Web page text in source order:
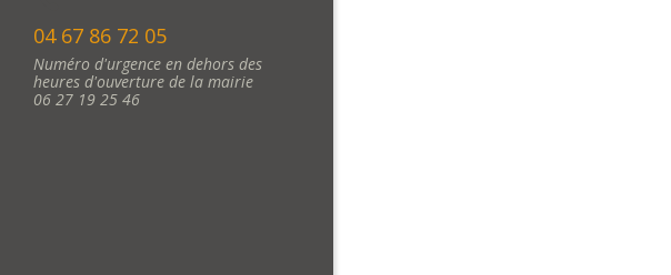
04 67 86 72 05
Numéro d'urgence en dehors des
heures d'ouverture de la mairie
06 27 19 25 46